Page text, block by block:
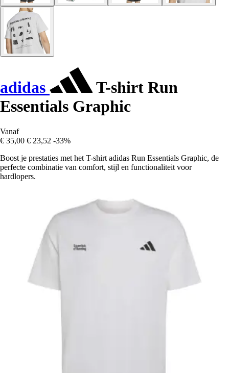
adidas
T-shirt Run
Essentials Graphic
Vanaf
€ 35,00 € 23,52 -33%
Boost je prestaties met het T-shirt adidas Run Essentials Graphic, de
perfecte combinatie van comfort, stijl en functionaliteit voor
hardlopers.